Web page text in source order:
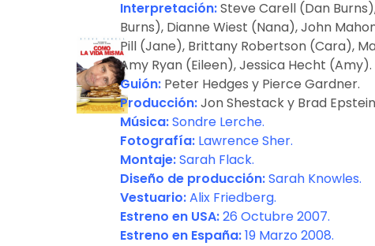
Interpretación:Steve Carell (Dan
Burns), Dianne Wiest (Nana), John
Pill (Jane), Brittany Robertson (Cara),
Amy Ryan (Eileen), Jessica Hecht (Amy).
Guión: Peter Hedges y Pierce Gardner.
Producción:Jon Shestack y Brad
Música:Sondre Lerche.
Fotografía: Lawrence Sher.
Montaje:Sarah Flack.
Diseño de producción:Sarah Knowles.
Vestuario:Alix Friedberg.
Estreno en USA:26 Octubre 2007.
Estreno en España:19 Marzo 2008.